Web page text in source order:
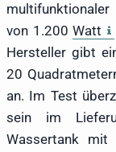
von 1.200Watt
Hersteller gibt
20
an. Im Test
sein im
Wassertank mit